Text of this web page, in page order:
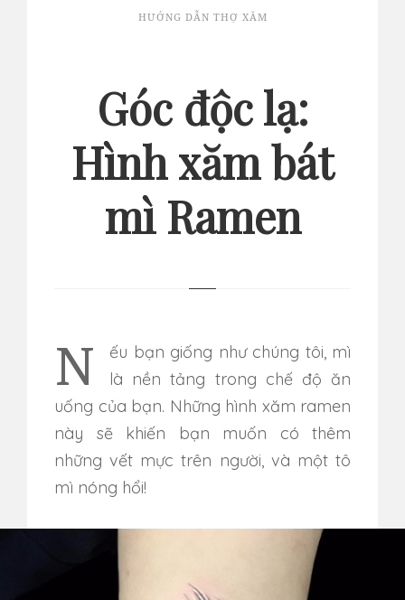
HƯỚNG DẪN THỢ XĂM
Góc độc lạ:
Hình xăm bát
mì Ramen
Nếu bạn giống như chúng tôi, mì
là nền tảng trong chế độ ăn
uống của bạn. Những hình xăm ramen
này sẽ khiến bạn muốn có thêm
những vết mực trên người, và một tô
mì nóng hổi!